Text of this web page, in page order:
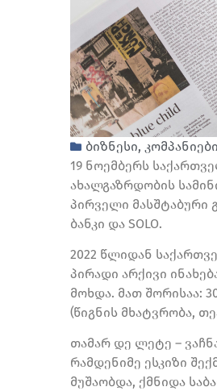
ბიზნესი, კომპანიები
19 ნოემბერს
ახალგაზრდობის
პირველი მასშტაბური
ბანკი და SOLO.
2022 წლიდან
პირადი არქივი
მოხდა. მათ შორისაა:
(წიგნის მხატვრობა,
თამარ დე ლეტე –
რამდენიმე ესკიზი
მუშაობდა, ქმნიდა